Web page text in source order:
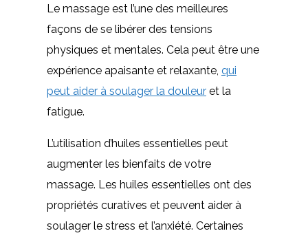
Le massage est l’une des meilleures
façons de se libérer des tensions
physiques et mentales. Cela peut être une
expérience apaisante et relaxante, qui
peut aider à soulager la douleur et la
fatigue.
L’utilisation d’huiles essentielles peut
augmenter les bienfaits de votre
massage. Les huiles essentielles ont des
propriétés curatives et peuvent aider à
soulager le stress et l’anxiété. Certaines